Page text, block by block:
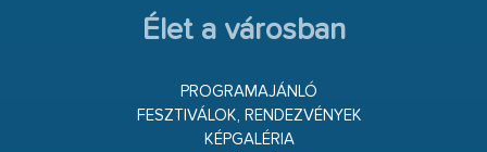
Élet a városban
PROGRAMAJÁNLÓ
FESZTIVÁLOK, RENDEZVÉNYEK
KÉPGALÉRIA